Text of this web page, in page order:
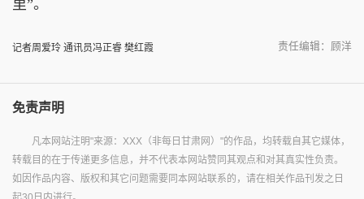
里”。
记者周爱玲 通讯员冯正睿 樊红霞 责任编辑：顾洋
免责声明
凡本网站注明"来源：XXX（非每日甘肃网）"的作品，均转载自其它媒体，
转载目的在于传递更多信息，并不代表本网站赞同其观点和对其真实性负责。
如因作品内容、版权和其它问题需要同本网站联系的，请在相关作品刊发之日